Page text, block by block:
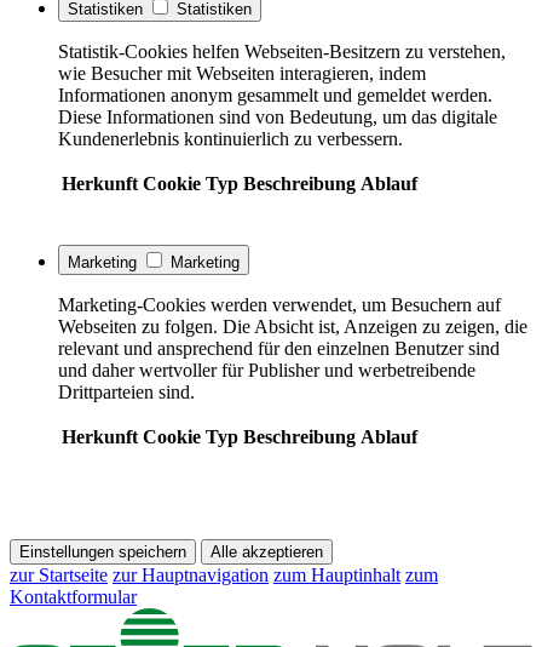
Statistiken Statistiken
Statistik-Cookies helfen Webseiten-Besitzern zu verstehen,
wie Besucher mit Webseiten interagieren, indem
Informationen anonym gesammelt und gemeldet werden.
Diese Informationen sind von Bedeutung, um das digitale
Kundenerlebnis kontinuierlich zu verbessern.
Herkunft Cookie Typ Beschreibung Ablauf
Marketing Marketing
Marketing-Cookies werden verwendet, um Besuchern auf
Webseiten zu folgen. Die Absicht ist, Anzeigen zu zeigen, die
relevant und ansprechend für den einzelnen Benutzer sind
und daher wertvoller für Publisher und werbetreibende
Drittparteien sind.
Herkunft Cookie Typ Beschreibung Ablauf
Einstellungen speichern Alle akzeptieren
zur Startseite zur Hauptnavigation zum Hauptinhalt zum
Kontaktformular